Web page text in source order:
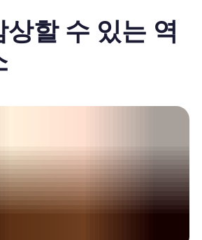
상할 수 있는 역